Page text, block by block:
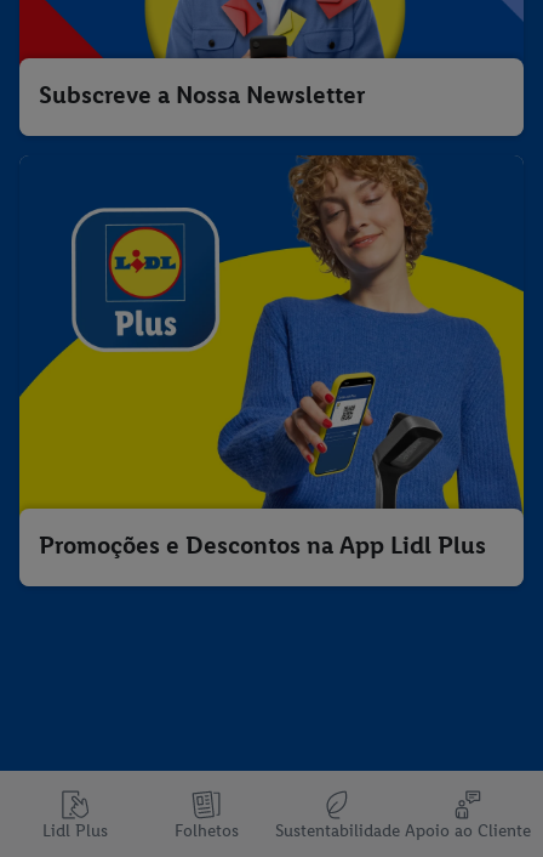
Subscreve a Nossa Newsletter
Promoções e Descontos na App Lidl Plus
Lidl Plus Folhetos Sustentabilidade Apoio ao Cliente